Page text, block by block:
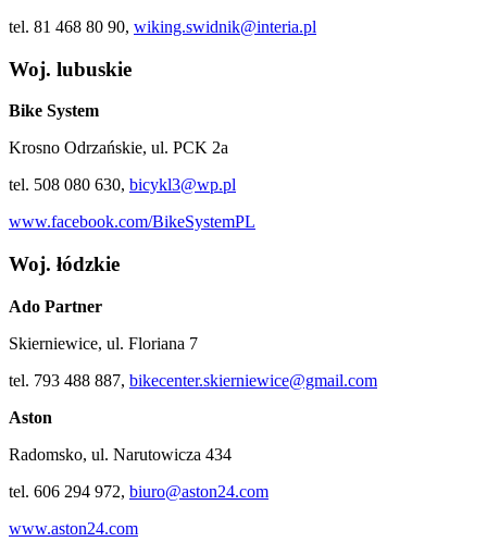
tel. 81 468 80 90, wiking.swidnik@interia.pl
Woj. lubuskie
Bike System
Krosno Odrzańskie, ul. PCK 2a
tel. 508 080 630, bicykl3@wp.pl
www.facebook.com/BikeSystemPL
Woj. łódzkie
Ado Partner
Skierniewice, ul. Floriana 7
tel. 793 488 887, bikecenter.skierniewice@gmail.com
Aston
Radomsko, ul. Narutowicza 434
tel. 606 294 972, biuro@aston24.com
www.aston24.com